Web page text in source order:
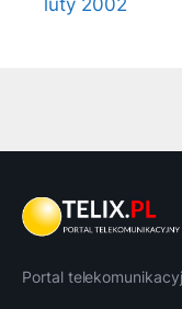
luty 2002
Portal